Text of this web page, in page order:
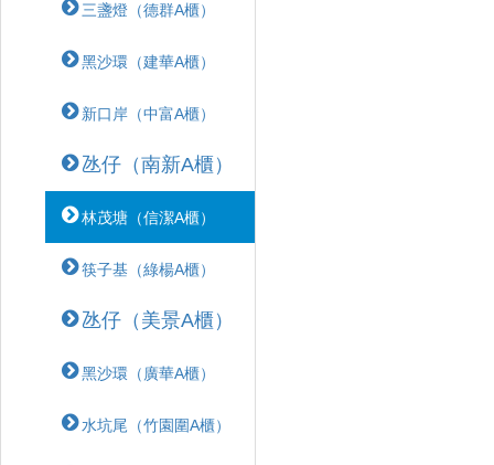
三盞燈（德群A櫃）
黑沙環（建華A櫃）
新口岸（中富A櫃）
氹仔（南新A櫃）
林茂塘（信潔A櫃）
筷子基（綠楊A櫃）
氹仔（美景A櫃）
黑沙環（廣華A櫃）
水坑尾（竹園圍A櫃）